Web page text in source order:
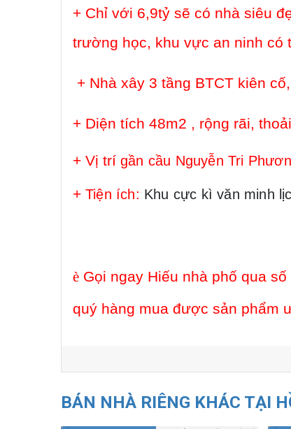
+ Chỉ với 6,9tỷ sẽ có nhà siêu
trường học, khu vực an ninh có
+ Nhà xây 3 tầng BTCT kiên
+ Diện tích 48m2 , rộng rãi,
+ Vị trí gần cầu Nguyễn Tri
+ Tiện ích: Khu cực kì văn minh
è Gọi ngay Hiếu nhà phố qua
quý hàng mua được sản phẩm
BÁN NHÀ RIÊNG KHÁC TẠI